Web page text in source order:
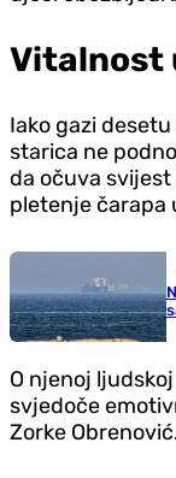
Vitalnost
Iako gazi
starica ne
da očuva svijest
pletenje čarapa
O njenoj
svjedoče
Zorke